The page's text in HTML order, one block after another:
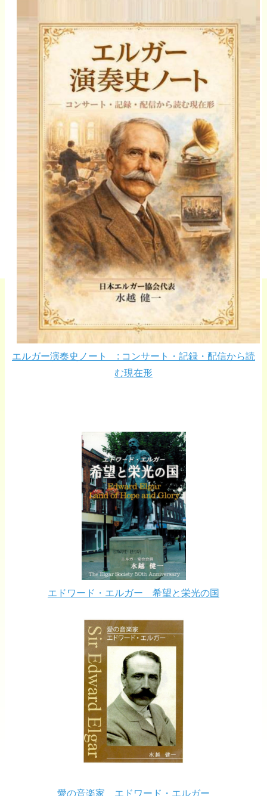
エルガー演奏史ノート : コンサート・記録・配信から読
む現在形
エドワード・エルガー 希望と栄光の国
愛の音楽家 エドワード・エルガー